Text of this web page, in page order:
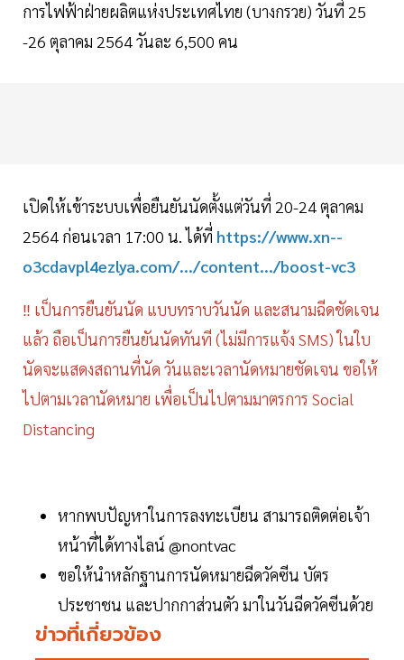
การไฟฟ้าฝ่ายผลิตแห่งประเทศไทย (บางกรวย) วันที่ 25
-26 ตุลาคม 2564 วันละ 6,500 คน
เปิดให้เข้าระบบเพื่อยืนยันนัดตั้งแต่วันที่ 20-24 ตุลาคม
2564 ก่อนเวลา 17:00 น. ได้ที่ https://www.xn--
o3cdavpl4ezlya.com/.../content.../boost-vc3
‼️ เป็นการยืนยันนัด แบบทราบวันนัด และสนามฉีดชัดเจน
แล้ว ถือเป็นการยืนยันนัดทันที (ไม่มีการแจ้ง SMS) ในใบ
นัดจะแสดงสถานที่นัด วันและเวลานัดหมายชัดเจน ขอให้
ไปตามเวลานัดหมาย เพื่อเป็นไปตามมาตรการ Social
Distancing
หากพบปัญหาในการลงทะเบียน สามารถติดต่อเจ้า
หน้าที่ได้ทางไลน์ @nontvac
ขอให้นำหลักฐานการนัดหมายฉีดวัคซีน บัตร
ประชาชน และปากกาส่วนตัว มาในวันฉีดวัคซีนด้วย
ข่าวที่เกี่ยวข้อง